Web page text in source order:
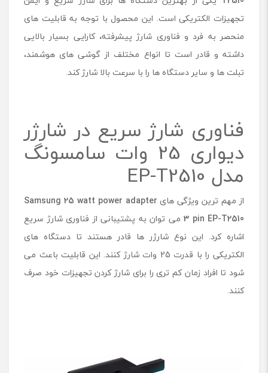
س
و
ن
گ
م
-
T
2
5
0
تجهیزات الکتریکی است. این محصول با توجه به قابلیت های
منحصر به فرد و فناوری شارژ پیشرفته، کارایی بسیار بالایی
داشته و قادر است تا انواع مختلف از گوشی های هوشمند،
تبلت ها و سایر دستگاه ها را با سرعت بالا شارژ کند.
فناوری شارژ سریع در شارژر
دیواری 25 وات سامسونگ
مدل EP-T2510
از مهم ترین ویژگی های Samsung 25 watt power adapter
3 pin EP-T2510 می توان به پشتیبانی از فناوری شارژ سریع
اشاره کرد. این نوع شارژر ها قادر هستند تا دستگاه های
الکتریکی را با قدرت 25 وات شارژ کنند. این قابلیت باعث می
شود تا افراد زمان کم تری را برای شارژ کردن تجهیزات خود صرف
کنند.